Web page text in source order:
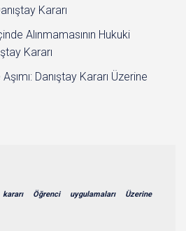
Kararı
Alınmamasının Hukuki
Kararı
Danıştay Kararı Üzerine
kararı Öğrenci uygulamaları Üzerine